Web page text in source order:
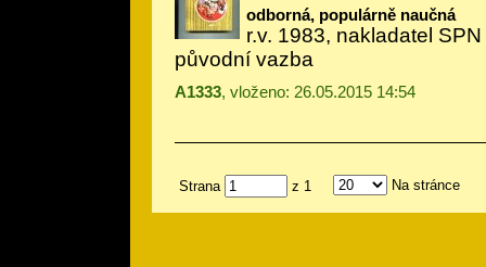
odborná, populárně naučná
r.v. 1983, nakladatel
původní vazba
A1333, vloženo: 26.05.2015 14:54
Strana z 1 Na stránce